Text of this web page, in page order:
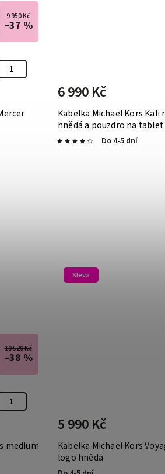
9 950 Kč
–37 %
Kabelka Michael Kors Kali
hnědá a pouzdro na tablet
Do 4-5 dní
6 990 Kč
10 520 Kč
–38 %
medium
Sleva
Kabelka Michael Kors
logo hnědá
5 990 Kč